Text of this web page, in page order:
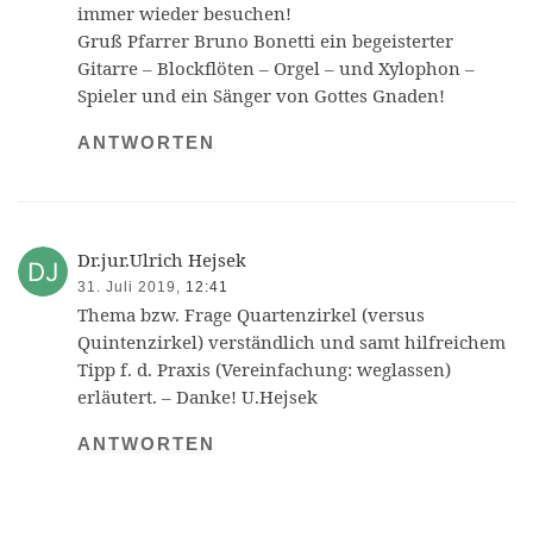
immer wieder besuchen!
Gruß Pfarrer Bruno Bonetti ein begeisterter
Gitarre – Blockflöten – Orgel – und Xylophon –
Spieler und ein Sänger von Gottes Gnaden!
ANTWORTEN
Dr.jur.Ulrich Hejsek
31. Juli 2019, 12:41
Thema bzw. Frage Quartenzirkel (versus
Quintenzirkel) verständlich und samt hilfreichem
Tipp f. d. Praxis (Vereinfachung: weglassen)
erläutert. – Danke! U.Hejsek
ANTWORTEN